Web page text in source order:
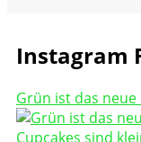
Instagram
Grün ist das neue